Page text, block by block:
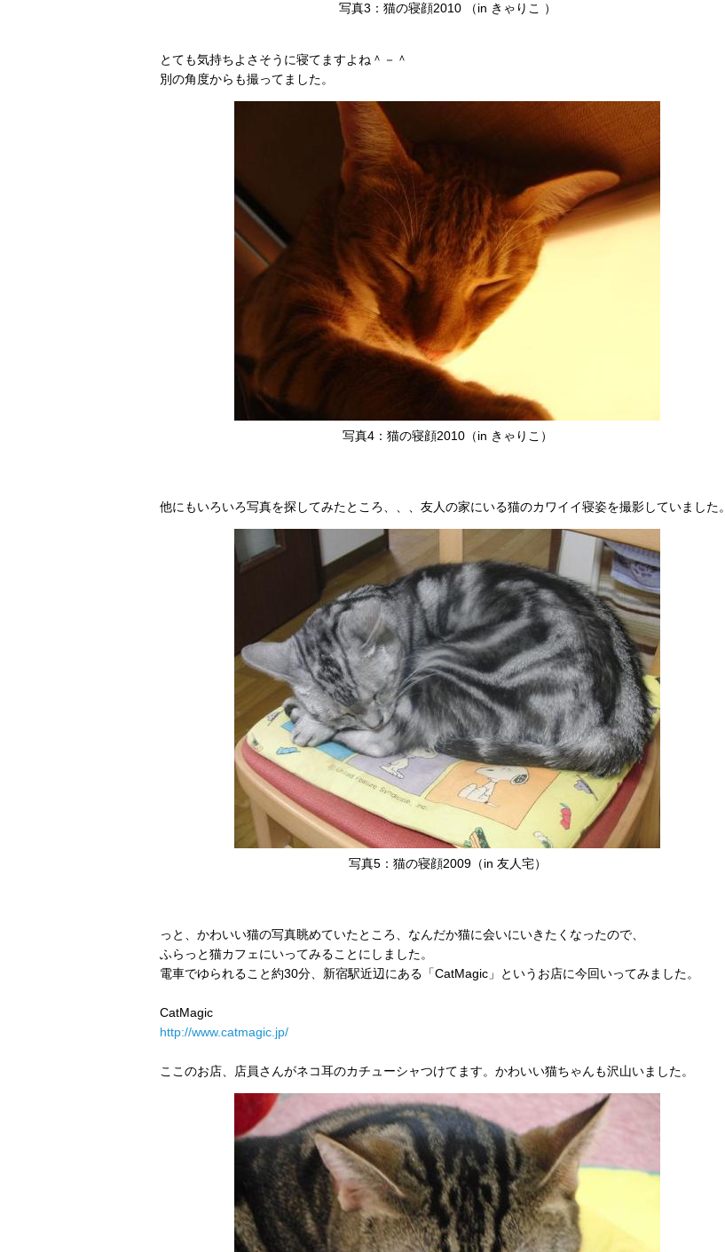
写真3：猫の寝顔2010 （in きゃりこ ）
とても気持ちよさそうに寝てますよね＾－＾
別の角度からも撮ってました。
写真4：猫の寝顔2010（in きゃりこ）
他にもいろいろ写真を探してみたところ、、、友人の家にいる猫のカワイイ寝姿を撮影していました。
写真5：猫の寝顔2009（in 友人宅）
っと、かわいい猫の写真眺めていたところ、なんだか猫に会いにいきたくなったので、
ふらっと猫カフェにいってみることにしました。
電車でゆられること約30分、新宿駅近辺にある「CatMagic」というお店に今回いってみました。
CatMagic
http://www.catmagic.jp/
ここのお店、店員さんがネコ耳のカチューシャつけてます。かわいい猫ちゃんも沢山いました。